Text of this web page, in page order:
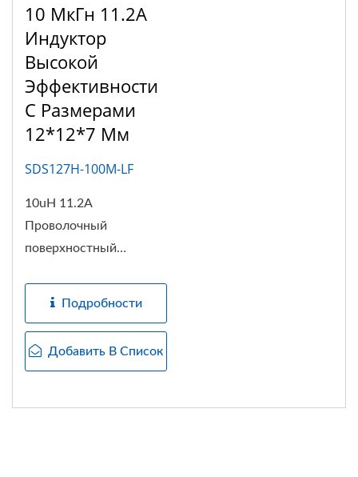
10 МкГн 11.2A
Индуктор
Высокой
Эффективности
С Размерами
12*12*7 Мм
SDS127H-100M-LF
10uH 11.2A
Проволочный
поверхностный
Подробности
Добавить В Список